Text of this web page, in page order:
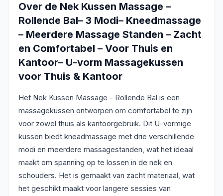
Over de Nek Kussen Massage –
Rollende Bal– 3 Modi– Kneedmassage
– Meerdere Massage Standen – Zacht
en Comfortabel – Voor Thuis en
Kantoor– U-vorm Massagekussen
voor Thuis & Kantoor
Het Nek Kussen Massage - Rollende Bal is een
massagekussen ontworpen om comfortabel te zijn
voor zowel thuis als kantoorgebruik. Dit U-vormige
kussen biedt kneadmassage met drie verschillende
modi en meerdere massagestanden, wat het ideaal
maakt om spanning op te lossen in de nek en
schouders. Het is gemaakt van zacht materiaal, wat
het geschikt maakt voor langere sessies van